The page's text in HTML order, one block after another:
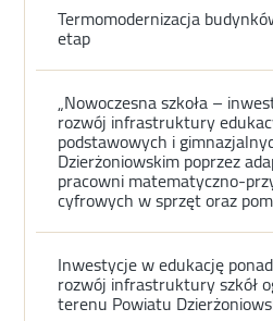
Termomodernizacja
etap
„Nowoczesna szkoła –
rozwój infrastruktury
podstawowych i
Dzierżoniowskim poprzez
pracowni matematyczno-
cyfrowych w sprzęt oraz
Inwestycje w edukację
rozwój infrastruktury szkół
terenu Powiatu